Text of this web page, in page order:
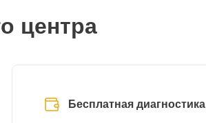
центра
Бесплатная диагностика